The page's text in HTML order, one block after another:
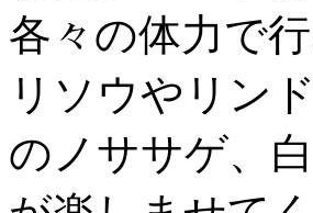
各々の体力で
リソウやリン
のノササゲ、